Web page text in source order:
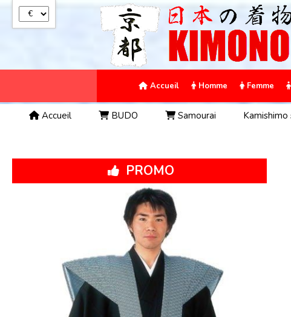
Accueil Homme Femme
Accueil BUDO Samourai Kamishimo
PROMO
Panneau de gestion des cookies